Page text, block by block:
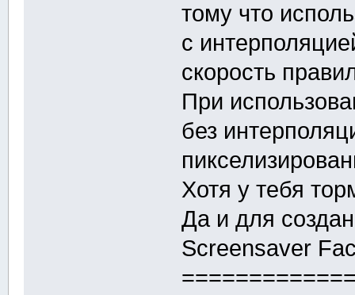
тому что
с
скорость
При
без
Хотя у тебя
Да и для
Screensaver